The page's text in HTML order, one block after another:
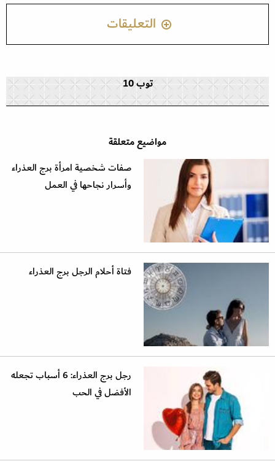
التعليقات
توب 10
مواضيع متعلقة
صفات شخصية امرأة برج العذراء
وأسرار نجاحها في العمل
فتاة أحلام الرجل برج العذراء
رجل برج العذراء: 6 أسباب تجعله
الأفضل في الحب